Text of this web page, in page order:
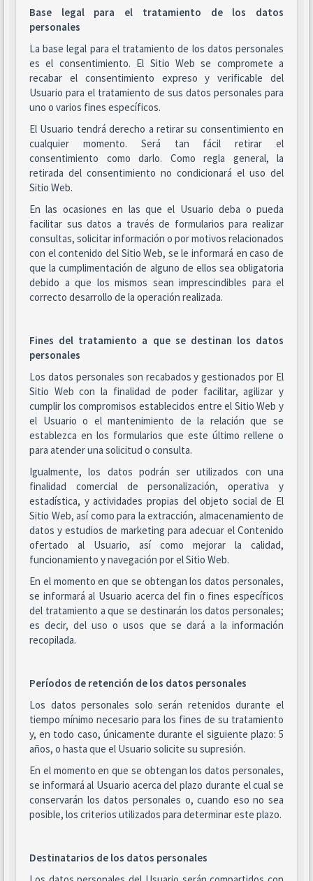
Base legal para el tratamiento de los datos
personales
La base legal para el tratamiento de los datos personales
es el consentimiento. El Sitio Web se compromete a
recabar el consentimiento expreso y verificable del
Usuario para el tratamiento de sus datos personales para
uno o varios fines específicos.
El Usuario tendrá derecho a retirar su consentimiento en
cualquier momento. Será tan fácil retirar el
consentimiento como darlo. Como regla general, la
retirada del consentimiento no condicionará el uso del
Sitio Web.
En las ocasiones en las que el Usuario deba o pueda
facilitar sus datos a través de formularios para realizar
consultas, solicitar información o por motivos relacionados
con el contenido del Sitio Web, se le informará en caso de
que la cumplimentación de alguno de ellos sea obligatoria
debido a que los mismos sean imprescindibles para el
correcto desarrollo de la operación realizada.
Fines del tratamiento a que se destinan los datos
personales
Los datos personales son recabados y gestionados por El
Sitio Web con la finalidad de poder facilitar, agilizar y
cumplir los compromisos establecidos entre el Sitio Web y
el Usuario o el mantenimiento de la relación que se
establezca en los formularios que este último rellene o
para atender una solicitud o consulta.
Igualmente, los datos podrán ser utilizados con una
finalidad comercial de personalización, operativa y
estadística, y actividades propias del objeto social de El
Sitio Web, así como para la extracción, almacenamiento de
datos y estudios de marketing para adecuar el Contenido
ofertado al Usuario, así como mejorar la calidad,
funcionamiento y navegación por el Sitio Web.
En el momento en que se obtengan los datos personales,
se informará al Usuario acerca del fin o fines específicos
del tratamiento a que se destinarán los datos personales;
es decir, del uso o usos que se dará a la información
recopilada.
Períodos de retención de los datos personales
Los datos personales solo serán retenidos durante el
tiempo mínimo necesario para los fines de su tratamiento
y, en todo caso, únicamente durante el siguiente plazo: 5
años, o hasta que el Usuario solicite su supresión.
En el momento en que se obtengan los datos personales,
se informará al Usuario acerca del plazo durante el cual se
conservarán los datos personales o, cuando eso no sea
posible, los criterios utilizados para determinar este plazo.
Destinatarios de los datos personales